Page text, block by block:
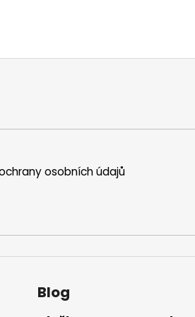
osobních údajů
Blog